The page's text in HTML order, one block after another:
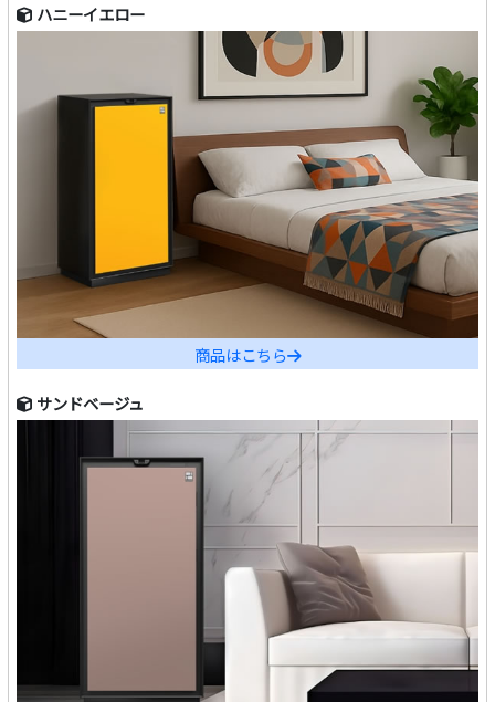
ハニーイエロー
商品はこちら
サンドベージュ